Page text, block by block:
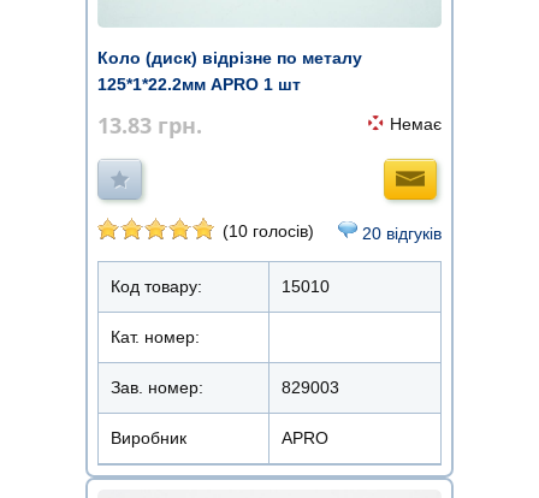
Коло (диск) відрізне по металу
125*1*22.2мм APRO 1 шт
13.83 грн. Немає
(10 голосів) 20 відгуків
Код товару: 15010
Кат. номер:
Зав. номер: 829003
Виробник APRO